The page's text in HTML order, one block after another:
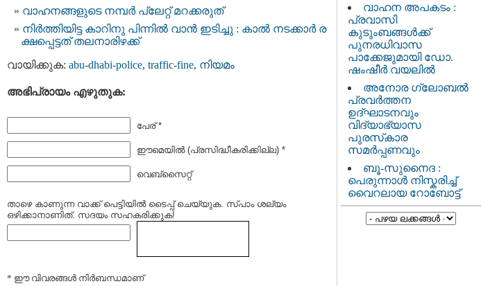
വാ​ഹ​ന​ങ്ങ​ളു​ടെ ന​മ്പ​ർ പ്ലേ​റ്റ്​ മറക്കരുത്
നിർത്തിയിട്ട കാറിനു പിന്നിൽ വാൻ ഇടിച്ചു : കാ​ൽ​ ന​ട​ക്കാ​ർ ര​
ക്ഷ​പ്പെ​ട്ട​ത് ത​ല​നാ​രി​ഴക്ക് ​
വായിക്കുക: abu-dhabi-police, traffic-fine, നിയമം
അഭിപ്രായം എഴുതുക:
പേര് *
ഈമെയില്‍ (പ്രസിദ്ധീകരിക്കില്ല) *
വെബ്സൈറ്റ്
താഴെ കാണുന്ന വാക്ക് പെട്ടിയില്‍ ടൈപ്പ്‌ ചെയ്യുക. സ്പാം ശല്യം
ഒഴിക്കാനാണിത്. സദയം സഹകരിക്കുക!
* ഈ വിവരങ്ങള്‍ നിര്‍ബന്ധമാണ്
വാഹന അപകടം :
പ്രവാസി
കുടുംബങ്ങൾക്ക്
പുനരധിവാസ
പാക്കേജുമായി ഡോ.
ഷംഷീർ വയലിൽ
അനോര ഗ്ലോബൽ
പ്രവർത്തന
ഉദ്ഘാടനവും
വിദ്യാഭ്യാസ
പുരസ്‌കാര
സമർപ്പണവും
ബൂ-സുനൈദ :
പെരുന്നാൾ നിസ്കരിച്ച്
വൈറലായ റോബോട്ട്